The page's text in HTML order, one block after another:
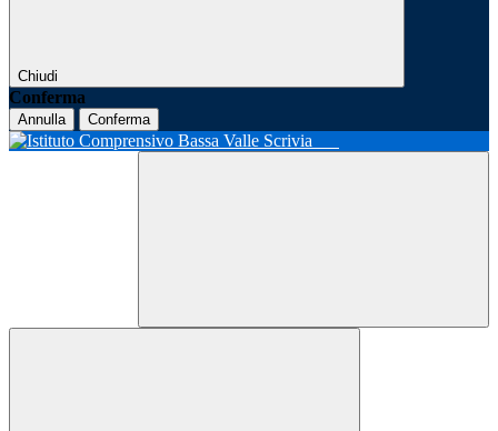
Chiudi
Conferma
Annulla Conferma